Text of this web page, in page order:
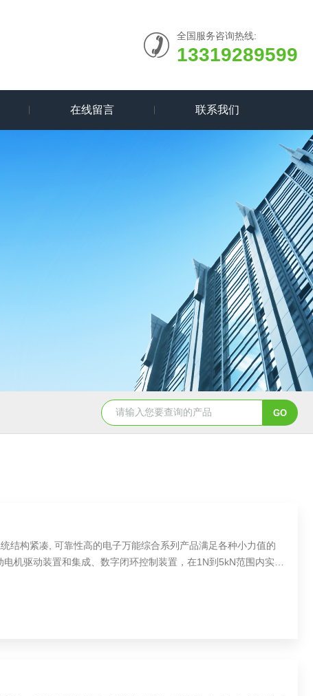
全国服务咨询热线:
13319289599
在线留言 联系我们
结构紧凑, 可靠性高的电子万能综合系列产品满足各种小力值的
机驱动装置和集成、数字闭环控制装置，在1N到5kN范围内实现